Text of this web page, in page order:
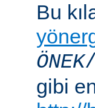
Bu
ÖNEK/
gibi